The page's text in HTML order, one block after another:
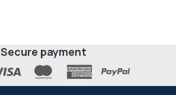
Secure payment